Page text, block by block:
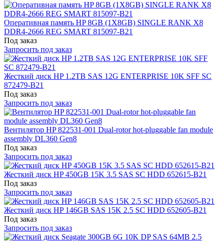
Оперативная память HP 8GB (1X8GB) SINGLE RANK X8
DDR4-2666 REG SMART 815097-B21
Под заказ
Запросить под заказ
Жесткий диск HP 1.2TB SAS 12G ENTERPRISE 10K SFF SC
872479-B21
Под заказ
Запросить под заказ
Вентилятор HP 822531-001 Dual-rotor hot-pluggable fan module
assembly DL360 Gen8
Под заказ
Запросить под заказ
Жесткий диск HP 450GB 15K 3.5 SAS SC HDD 652615-B21
Под заказ
Запросить под заказ
Жесткий диск HP 146GB SAS 15K 2.5 SC HDD 652605-B21
Под заказ
Запросить под заказ